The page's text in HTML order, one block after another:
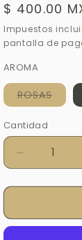
Precio
habitual
$ 400.00
Impuestos
pantalla de
AROMA
ROSAS
Cantidad
Cantidad
Reducir
cantidad
para